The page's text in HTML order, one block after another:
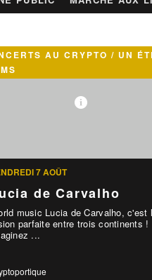
AU CRYPTO / UN
7 AOÛT
de Carvalho
music Lucia de Carvalho, c'est
parfaite entre trois continents !
...